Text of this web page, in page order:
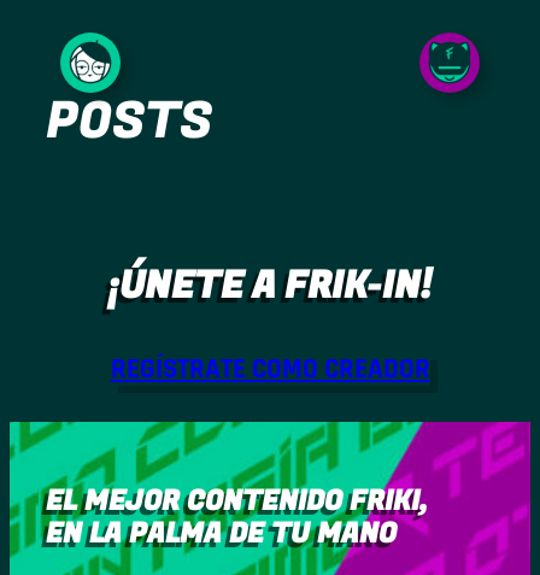
contenido
POSTS
¡ÚNETE A FRIK-IN!
REGÍSTRATE COMO CREADOR
EL MEJOR CONTENIDO FRIKI,
EN LA PALMA DE TU MANO